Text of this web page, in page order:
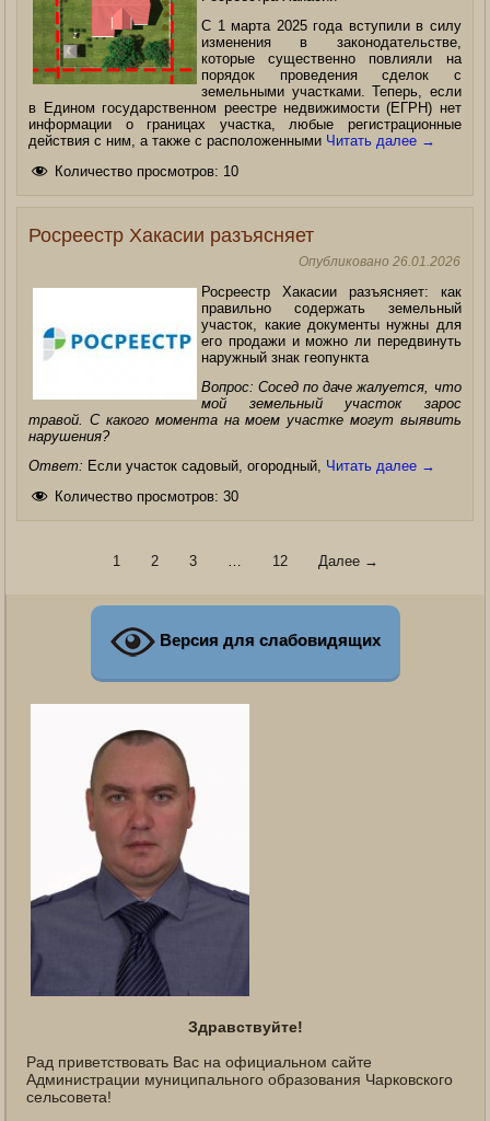
С 1 марта 2025 года вступили в силу
изменения в законодательстве,
которые существенно повлияли на
порядок проведения сделок с
земельными участками. Теперь, если
в Едином государственном реестре недвижимости (ЕГРН) нет
информации о границах участка, любые регистрационные
действия с ним, а также с расположенными Читать далее →
Количество просмотров: 10
Росреестр Хакасии разъясняет
Опубликовано 26.01.2026
Росреестр Хакасии разъясняет: как
правильно содержать земельный
участок, какие документы нужны для
его продажи и можно ли передвинуть
наружный знак геопункта
Вопрос: Сосед по даче жалуется, что
мой земельный участок зарос
травой. С какого момента на моем участке могут выявить
нарушения?
Ответ: Если участок садовый, огородный, Читать далее →
Количество просмотров: 30
1 2 3 … 12 Далее →
Версия для слабовидящих
Здравствуйте!
Рад приветствовать Вас на официальном сайте
Администрации муниципального образования Чарковского
сельсовета!